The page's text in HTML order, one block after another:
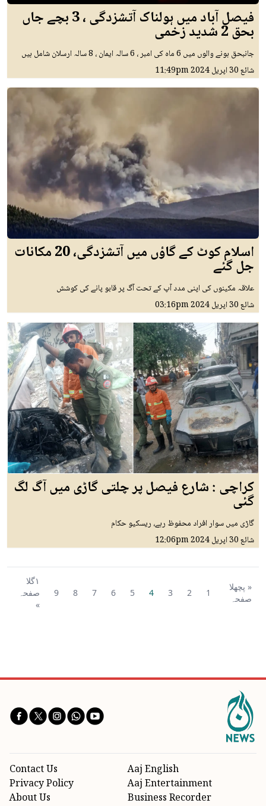
فیصل آباد میں ہولناک آتشزدگی ، 3 بچے جاں
بحق 2 شدید زخمی
جانبحق ہونے والوں میں 6 ماہ کی امبر ، 6 سالہ ایمان ، 8 سالہ ارسلان شامل ہیں
شائع30 اپريل 2024 11:49pm
اسلام کوٹ کے گاؤں میں آتشزدگی، 20 مکانات
جل گئے
علاقہ مکینوں کی اپنی مدد آپ کے تحت آگ پر قابو پانے کی کوشش
شائع30 اپريل 2024 03:16pm
کراچی : شارع فیصل پر چلتی گاڑی میں آگ لگ
گئی
گاڑی میں سوار افراد محفوظ رہے، ریسکیو حکام
شائع30 اپريل 2024 12:06pm
« پچھلا
صفحہ
1
2
3
4
5
6
7
8
9
١گلا
صفحہ
»
Aaj English
Aaj Entertainment
Business Recorder
Contact Us
Privacy Policy
About Us